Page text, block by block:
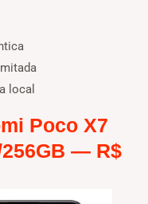
local
Poco X7
256GB — R$